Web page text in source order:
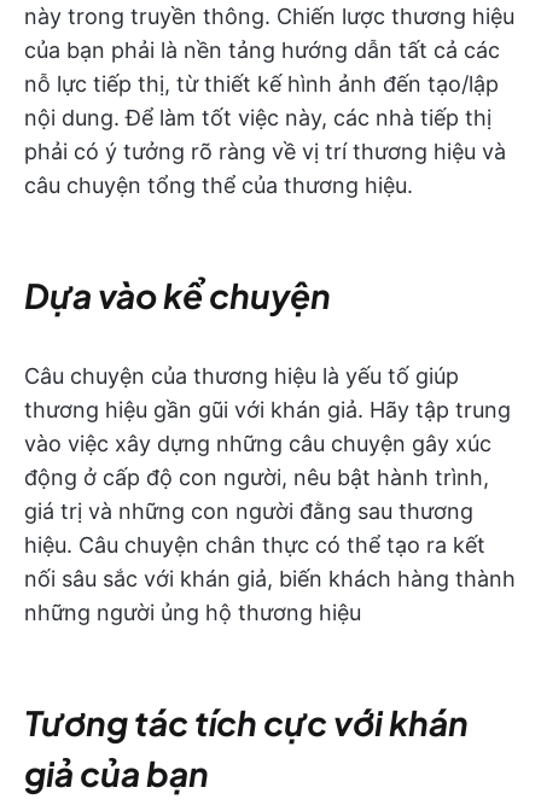
này trong truyền thông. Chiến lược thương hiệu
của bạn phải là nền tảng hướng dẫn tất cả các
nỗ lực tiếp thị, từ thiết kế hình ảnh đến tạo/lập
nội dung. Để làm tốt việc này, các nhà tiếp thị
phải có ý tưởng rõ ràng về vị trí thương hiệu và
câu chuyện tổng thể của thương hiệu.
Dựa vào kể chuyện
Câu chuyện của thương hiệu là yếu tố giúp
thương hiệu gần gũi với khán giả. Hãy tập trung
vào việc xây dựng những câu chuyện gây xúc
động ở cấp độ con người, nêu bật hành trình,
giá trị và những con người đằng sau thương
hiệu. Câu chuyện chân thực có thể tạo ra kết
nối sâu sắc với khán giả, biến khách hàng thành
những người ủng hộ thương hiệu
Tương tác tích cực với khán
giả của bạn